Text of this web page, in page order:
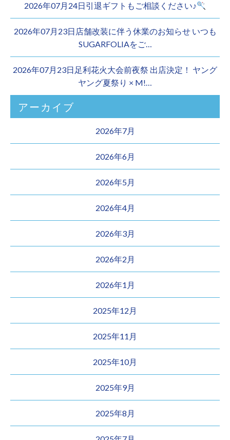
2026年07月24日引退ギフトもご相談ください♪
2026年07月23日店舗改装に伴う休業のお知らせ いつも
SUGARFOLIAをご…
2026年07月23日足利花火大会前夜祭 出店決定！ ヤング
ヤング夏祭り × M!…
アーカイブ
2026年7月
2026年6月
2026年5月
2026年4月
2026年3月
2026年2月
2026年1月
2025年12月
2025年11月
2025年10月
2025年9月
2025年8月